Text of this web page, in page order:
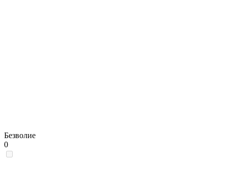
Безволие
0